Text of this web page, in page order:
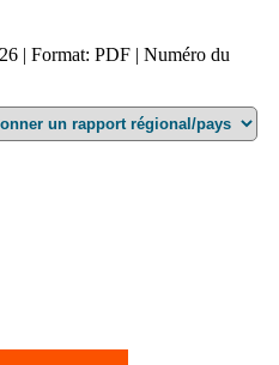
| Format: PDF | Numéro du